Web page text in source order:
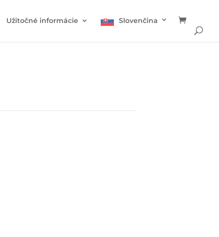
Užitočné informácie Slovenčina